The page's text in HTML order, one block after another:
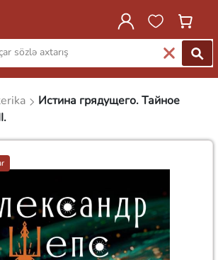
Истина грядущего. Тайное